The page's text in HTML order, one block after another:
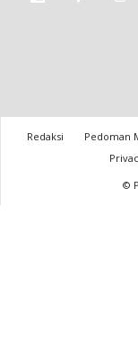
Redaksi Pedoman
©